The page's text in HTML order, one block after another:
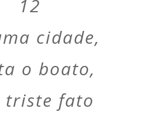
12
cidade,
o boato,
triste fato